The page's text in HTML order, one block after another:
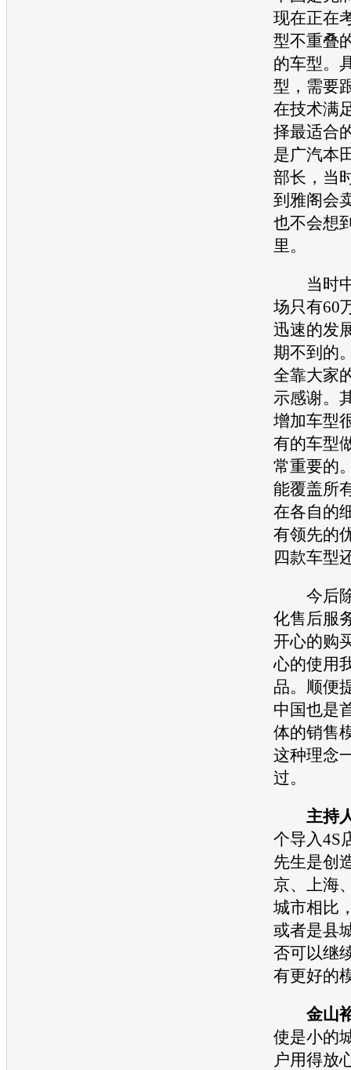
现在正在
型不重叠
的车型。
型 ，需要
在技术满
择最适合
是广汽本
部长，当
到 雅阁会
也不会想
里。
当时中
场只有60
迅速的发
期不到的
全靠大家
示感谢。
增加车型
有的车型
常重要的
能覆盖所
在各自的
有领先的
四款车型
今后除
化售后服
开心的购
心的使用
品。顺便
中国也是
体的销售
这种理念
过。
主持
个导入4S
先生是创
京、上海
城市相比
或者是县
否可以继
有更好的
金山
使是小的
户用得放